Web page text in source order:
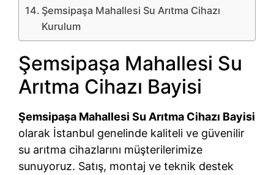
Şemsipaşa Mahallesi Su Arıtma Cihazı
Kurulum
Şemsipaşa Mahallesi Su
Arıtma Cihazı Bayisi
Şemsipaşa Mahallesi Su Arıtma Cihazı Bayisi
olarak İstanbul genelinde kaliteli ve güvenilir
su arıtma cihazlarını müşterilerimize
sunuyoruz. Satış, montaj ve teknik destek